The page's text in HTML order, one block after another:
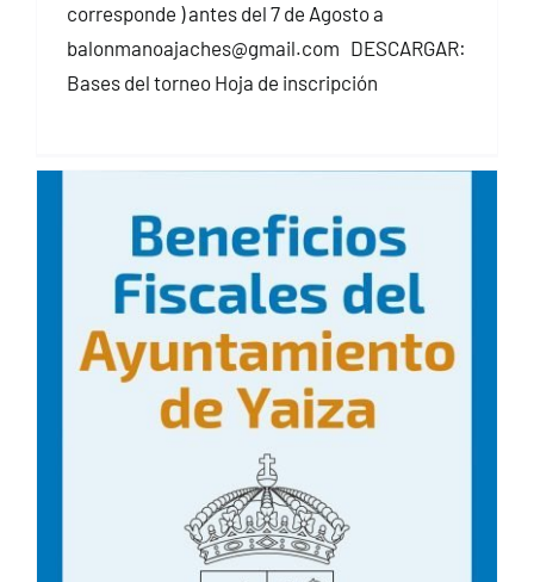
corresponde ) antes del 7 de Agosto a
balonmanoajaches@gmail.com DESCARGAR:
Bases del torneo Hoja de inscripción